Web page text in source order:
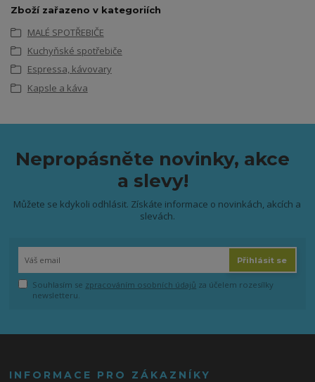
Zboží zařazeno v kategoriích
MALÉ SPOTŘEBIČE
Kuchyňské spotřebiče
Espressa, kávovary
Kapsle a káva
Nepropásněte novinky, akce
a slevy!
Můžete se kdykoli odhlásit. Získáte informace o novinkách, akcích a
slevách.
Přihlásit se
Souhlasím se zpracováním osobních údajů za účelem rozesílky
newsletteru.
INFORMACE PRO ZÁKAZNÍKY